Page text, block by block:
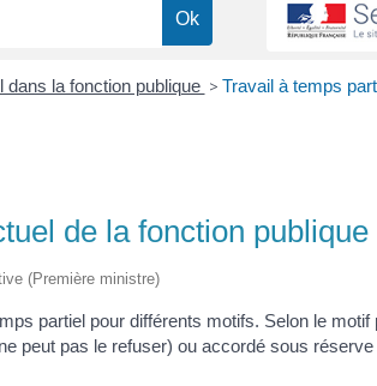
dans la fonction publique > Travail à temps
de la fonction publique
(Première ministre)
partiel pour différents motifs. Selon le motif
peut pas le refuser) ou accordé sous réserve